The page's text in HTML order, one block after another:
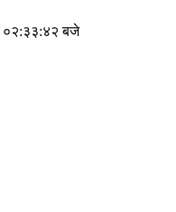
०२:३३:४२ बजे